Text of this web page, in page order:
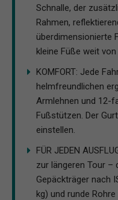
Schnalle, der
Rahmen,
überdimensionierte
kleine Füße weit
KOMFORT: Jede
helmfreundlichen
Armlehnen und 12-
Fußstützen. Der
einstellen.
FÜR JEDEN
zur längeren Tour –
Gepäckträger nach
kg) und runde